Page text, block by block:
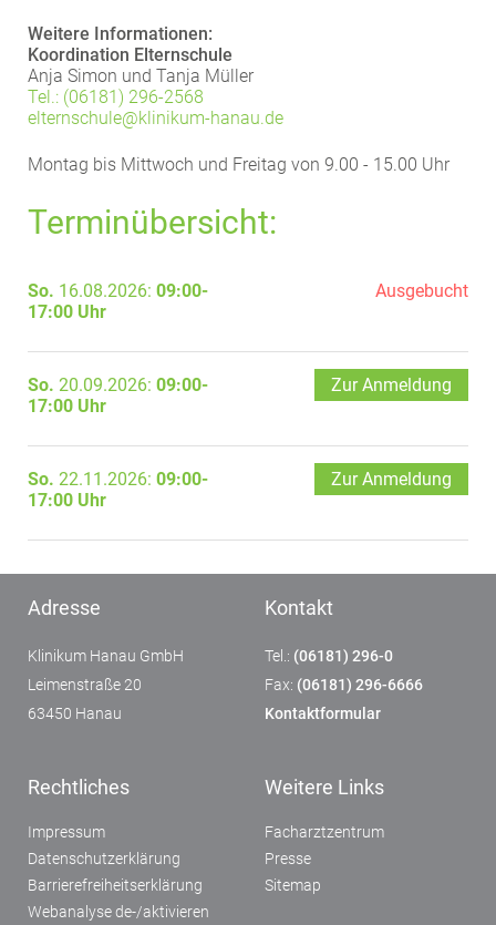
Weitere Informationen:
Koordination Elternschule
Anja Simon und Tanja Müller
Tel.: (06181) 296-2568
elternschule@klinikum-hanau.de
Montag bis Mittwoch und Freitag von 9.00 - 15.00 Uhr
Terminübersicht:
So. 16.08.2026: 09:00-
17:00 Uhr
Ausgebucht
So. 20.09.2026: 09:00-
17:00 Uhr
Zur Anmeldung
So. 22.11.2026: 09:00-
17:00 Uhr
Zur Anmeldung
Adresse
Klinikum Hanau GmbH
Leimenstraße 20
63450 Hanau
Kontakt
Tel.: (06181) 296-0
Fax: (06181) 296-6666
Kontaktformular
Rechtliches
Impressum
Datenschutzerklärung
Barrierefreiheitserklärung
Webanalyse de-/aktivieren
Weitere Links
Facharztzentrum
Presse
Sitemap
diesen externen Medien Cookies gesetzt.
YouTube
Vimeo